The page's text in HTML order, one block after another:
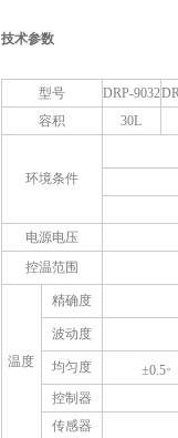
技术参数
型号 DRP-9032
容积
30L
环境条件
电源电压
控温范围
温度
精确度
波动度
均匀度 ±0.5。
控制器
传感器